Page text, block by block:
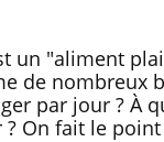
un "aliment
de nombreux
par jour ? À
On fait le